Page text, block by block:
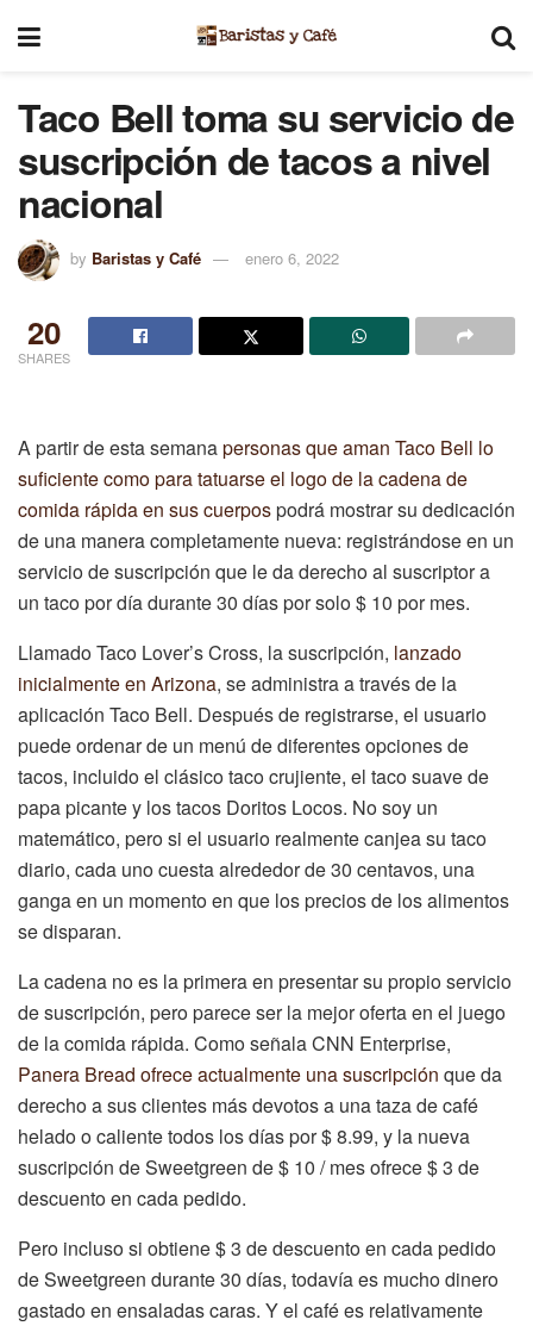
Taco Bell toma su servicio de
suscripción de tacos a nivel
nacional
by Baristas y Café enero 6, 2022
20
SHARES
A partir de esta semanapersonas que aman Taco Bell lo
suficiente como para tatuarse el logo de la cadena de
comida rápida en sus cuerpospodrá mostrar su dedicación
de una manera completamente nueva: registrándose en un
servicio de suscripción que le da derecho al suscriptor a
un taco por día durante 30 días por solo $ 10 por mes.
Llamado Taco Lover’s Cross, la suscripción, lanzado
inicialmente en Arizona, se administra a través de la
aplicación Taco Bell. Después de registrarse, el usuario
puede ordenar de un menú de diferentes opciones de
tacos, incluido el clásico taco crujiente, el taco suave de
papa picante y los tacos Doritos Locos. No soy un
matemático, pero si el usuario realmente canjea su taco
diario, cada uno cuesta alrededor de 30 centavos, una
ganga en un momento en que los precios de los alimentos
se disparan.
La cadena no es la primera en presentar su propio servicio
de suscripción, pero parece ser la mejor oferta en el juego
de la comida rápida. Como señala CNN Enterprise,
Panera Bread ofrece actualmente una suscripción que da
derecho a sus clientes más devotos a una taza de café
helado o caliente todos los días por $ 8.99, y la nueva
suscripción de Sweetgreen de $ 10 / mes ofrece $ 3 de
descuento en cada pedido.
Pero incluso si obtiene $ 3 de descuento en cada pedido
de Sweetgreen durante 30 días, todavía es mucho dinero
gastado en ensaladas caras. Y el café es relativamente